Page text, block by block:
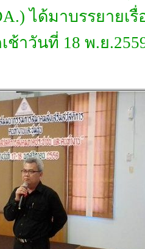
ได้มาบรรยายเ
ช้าวันที่ 18 พ.ย